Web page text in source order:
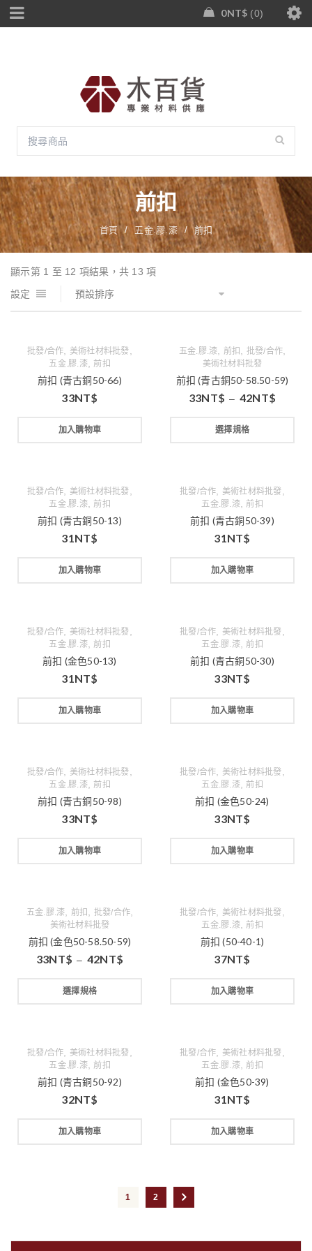
0NT$ 0
前扣
首頁 / 五金.膠.漆 / 前扣
顯示第 1 至 12 項結果，共 13 項
設定
預設排序
批發/合作 美術社材料批發
五金.膠.漆, 前扣
前扣 (青古銅50-66)
33NT$
加入購物車
五金.膠.漆 前扣 批發/合作
美術社材料批發
前扣 (青古銅50-58.50-59)
33NT$ – 42NT$
選擇規格
批發/合作 美術社材料批發
五金.膠.漆, 前扣
前扣 (青古銅50-13)
31 NT$
加入購物車
批發/合作 美術社材料批發
五金.膠.漆, 前扣
前扣 (青古銅50-39)
31 NT$
加入購物車
批發/合作 美術社材料批發
五金.膠.漆, 前扣
前扣 (金色50-13)
31 NT$
加入購物車
批發/合作 美術社材料批發
五金.膠.漆, 前扣
前扣 (青古銅50-30)
33NT$
加入購物車
批發/合作 美術社材料批發
五金.膠.漆, 前扣
前扣 (青古銅50-98)
33NT$
加入購物車
批發/合作 美術社材料批發
五金.膠.漆, 前扣
前扣 (金色50-24)
33NT$
加入購物車
五金.膠.漆 前扣 批發/合作
美術社材料批發
前扣 (金色50-58.50-59)
33NT$ – 42NT$
選擇規格
批發/合作 美術社材料批發
五金.膠.漆, 前扣
前扣 (50-40-1)
37NT$
加入購物車
批發/合作 美術社材料批發
五金.膠.漆, 前扣
前扣 (青古銅50-92)
32NT$
加入購物車
批發/合作 美術社材料批發
五金.膠.漆, 前扣
前扣 (金色50-39)
31 NT$
加入購物車
1 2